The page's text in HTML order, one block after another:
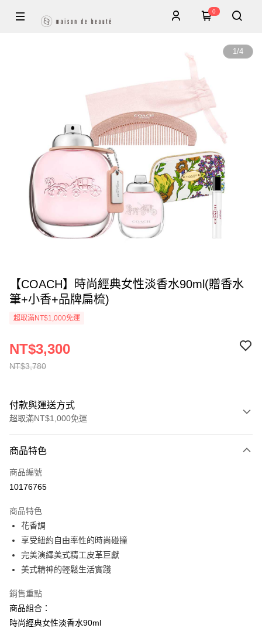
0
1/4
【COACH】時尚經典女性淡香水90ml(贈香水
筆+小香+品牌扁梳)
超取滿NT$1,000免運
NT$3,780
NT$3,300
付款與運送方式
超取滿NT$1,000免運
信用卡一次付款
ATM付款
運送方式
付款後全家取貨
每筆NT$80，滿NT$1,000(含以上)免運費
付款後萊爾富取貨
付款後7-11取貨
每筆NT$80，滿NT$1,000(含以上)免運費
商品特色
商品編號
10176765
商品特色
花香調
享受紐約自由率性的時尚碰撞
完美演繹美式精工皮革巨獻
美式精神的輕鬆生活實踐
銷售重點
商品組合：
時尚經典女性淡香水90ml